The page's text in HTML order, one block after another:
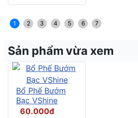
1 2 3 4 5 6 7
Sản phẩm vừa xem
Bổ Phế Bướm
Bạc VShine
60.000đ